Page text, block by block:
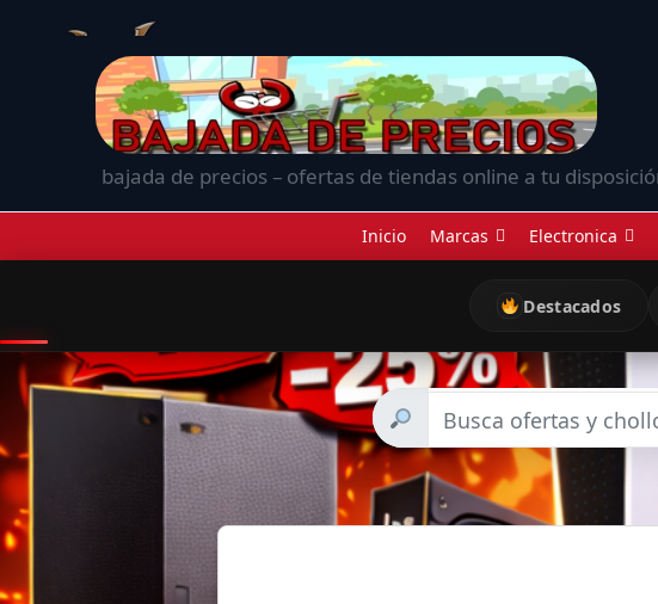
bajada de precios – ofertas de tiendas online a tu
Inicio Marcas Electronica
Destacados